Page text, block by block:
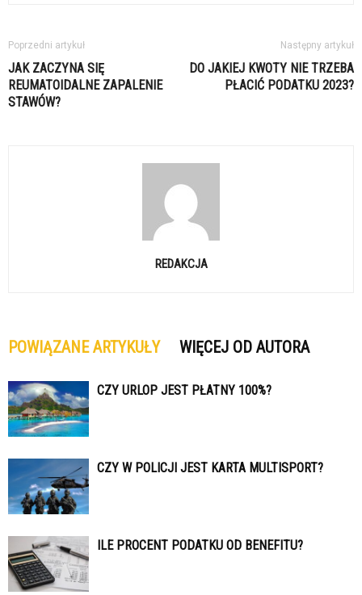
Poprzedni artykuł
JAK ZACZYNA SIĘ
REUMATOIDALNE ZAPALENIE
STAWÓW?
Następny artykuł
DO JAKIEJ KWOTY NIE TRZEBA
PŁACIĆ PODATKU 2023?
REDAKCJA
POWIĄZANE ARTYKUŁY WIĘCEJ OD AUTORA
CZY URLOP JEST PŁATNY 100%?
CZY W POLICJI JEST KARTA MULTISPORT?
ILE PROCENT PODATKU OD BENEFITU?